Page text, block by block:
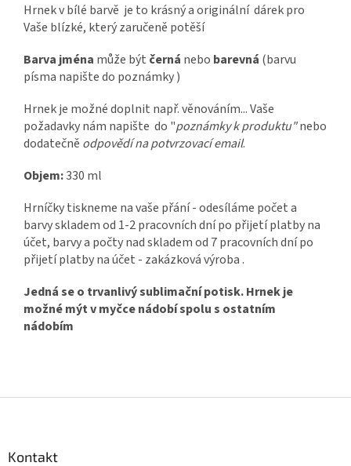
Hrnek v bílé barvě je to krásný a originální dárek pro
Vaše blízké, který zaručeně potěší
Barva jména může být černá nebo barevná (barvu
písma napište do poznámky )
Hrnek je možné doplnit např. věnováním... Vaše
požadavky nám napište do "poznámky k produktu"nebo
dodatečně odpovědí na potvrzovací email.
Objem:330 ml
Hrníčky tiskneme na vaše přání - odesíláme počet a
barvy skladem od 1-2 pracovních dní po přijetí platby na
účet, barvy a počty nad skladem od 7 pracovních dní po
přijetí platby na účet - zakázková výroba .
Jedná se o trvanlivý sublimační potisk. Hrnek je
možné mýt v myčce nádobí spolu s ostatním
nádobím
Kontakt